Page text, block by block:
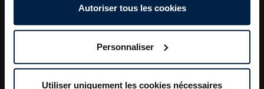
Légalement, nous pouvons stocker des cookies sur votre
fonctionnement de ce site. Pour tous les autres types de
cookies, nous avons besoin de votre autorisation. Vous
Autoriser tous les cookies
Personnaliser
Utiliser uniquement les cookies nécessaires
A propos de TUBAUTO